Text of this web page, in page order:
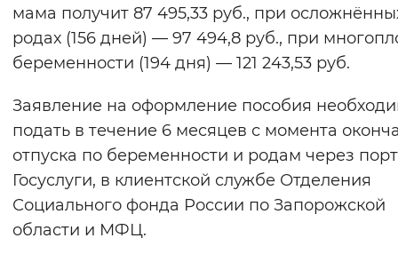
мама получит 87 495,33 руб., при
родах (156 дней) — 97 494,8 руб., при
беременности (194 дня) — 121 243,53 руб.
Заявление на оформление пособия
подать в течение 6 месяцев с момента
отпуска по беременности и родам через
Госуслуги, в клиентской службе Отделения
Социального фонда России по Запорожской
области и МФЦ.